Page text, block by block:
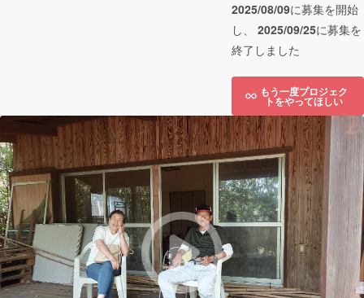
2025/08/09に募集を開始
し、 2025/09/25に募集を
終了しました
もう一度プロジェク
トをやってほしい